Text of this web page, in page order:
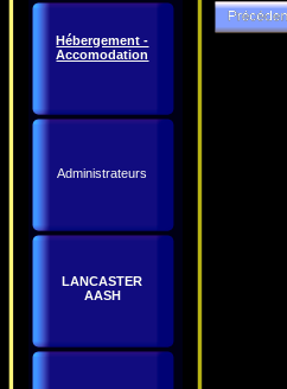
Hébergement -
Accomodation
Administrateurs
LANCASTER
AASH